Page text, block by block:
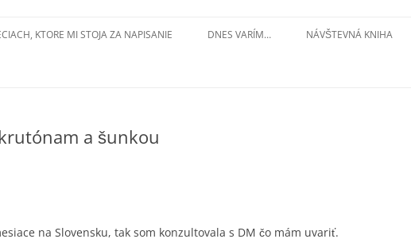
KTORE MI STOJA ZA NAPISANIE DNES VARÍM… NÁVŠTEVNÁ KNIHA
a šunkou
na Slovensku, tak som konzultovala s DM čo mám uvariť.